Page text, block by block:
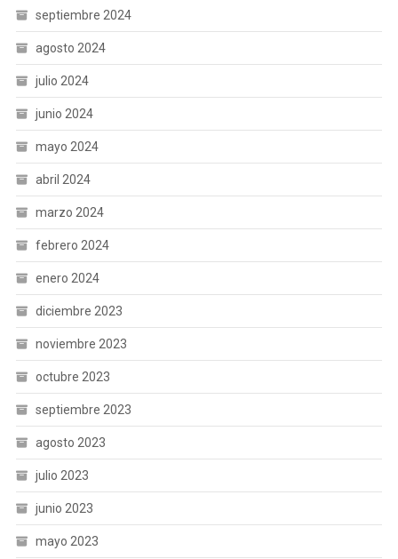
septiembre 2024
agosto 2024
julio 2024
junio 2024
mayo 2024
abril 2024
marzo 2024
febrero 2024
enero 2024
diciembre 2023
noviembre 2023
octubre 2023
septiembre 2023
agosto 2023
julio 2023
junio 2023
mayo 2023